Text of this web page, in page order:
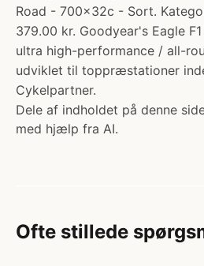
Road - 700x32c - Sort.
379.00 kr. Goodyear's Eagle
ultra high-performance / all-
udviklet til toppræstationer
Cykelpartner.
Dele af indholdet på denne
med hjælp fra AI.
Ofte stillede